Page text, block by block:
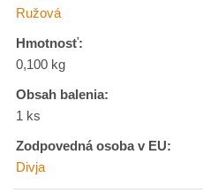
Ružová
Hmotnosť:
0,100 kg
Obsah balenia:
1 ks
Zodpovedná osoba v EU:
Divja